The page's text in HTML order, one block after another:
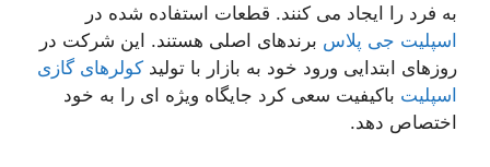
به فرد را ایجاد می کنند. قطعات استفاده شده در
اسپلیت جی پلاس برندهای اصلی هستند. این شرکت در
روزهای ابتدایی ورود خود به بازار با تولید کولرهای گازی
اسپلیت باکیفیت سعی کرد جایگاه ویژه ای را به خود
اختصاص دهد.